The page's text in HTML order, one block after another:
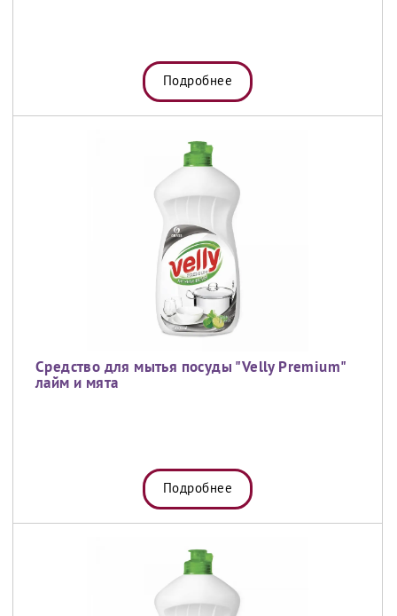
Подробнее
Средство для мытья посуды "Velly Premium"
лайм и мята
Подробнее